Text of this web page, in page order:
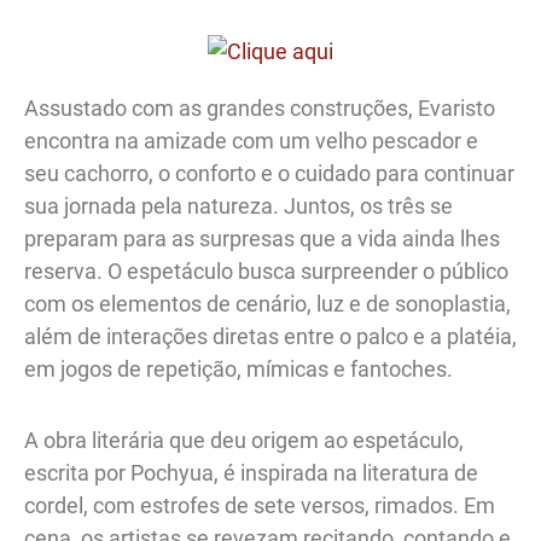
Assustado com as grandes construções, Evaristo
encontra na amizade com um velho pescador e
seu cachorro, o conforto e o cuidado para continuar
sua jornada pela natureza. Juntos, os três se
preparam para as surpresas que a vida ainda lhes
reserva. O espetáculo busca surpreender o público
com os elementos de cenário, luz e de sonoplastia,
além de interações diretas entre o palco e a platéia,
em jogos de repetição, mímicas e fantoches.
A obra literária que deu origem ao espetáculo,
escrita por Pochyua, é inspirada na literatura de
cordel, com estrofes de sete versos, rimados. Em